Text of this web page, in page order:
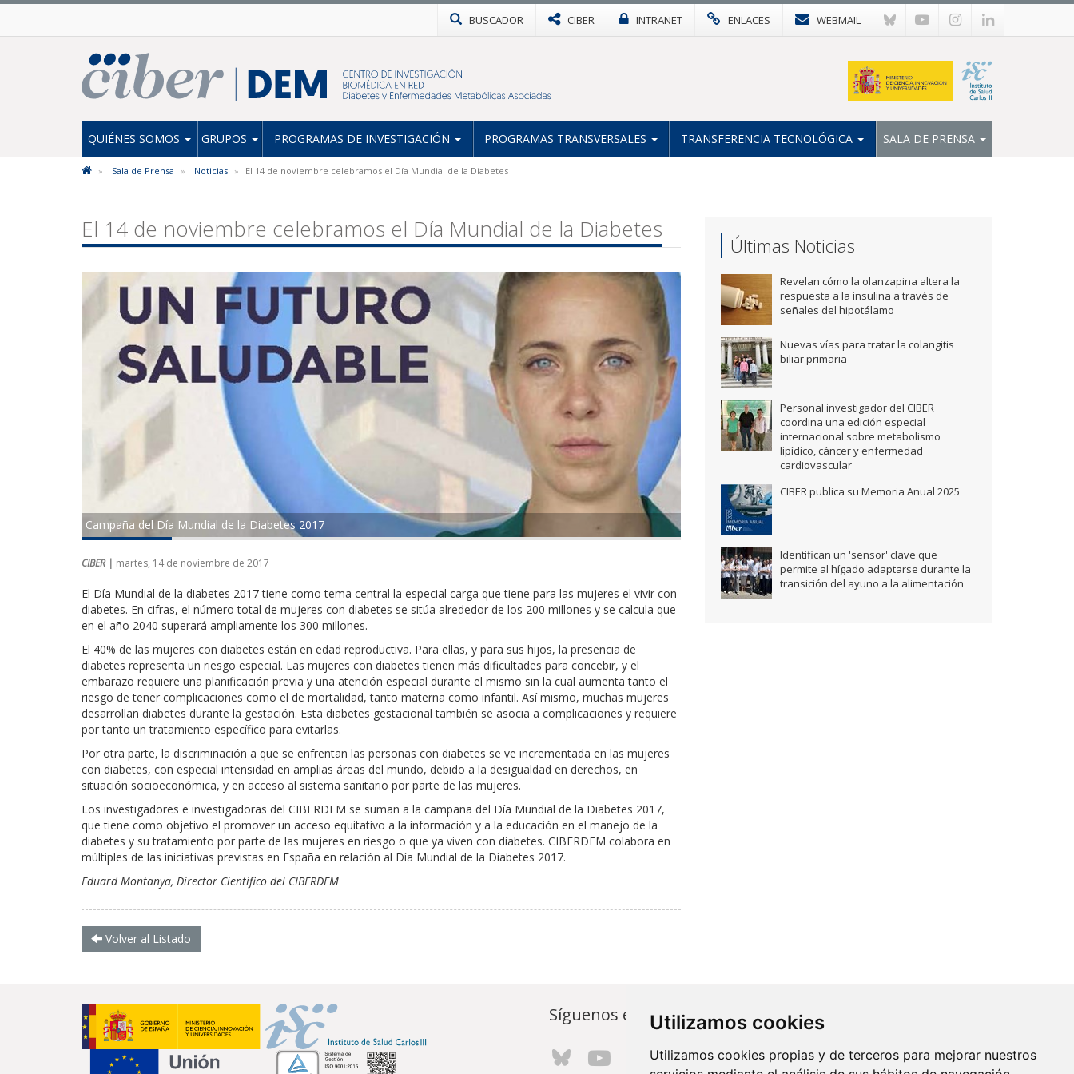
Utilizamos cookies
Utilizamos cookies propias y de terceros para mejorar nuestros
BUSCADOR CIBER INTRANET ENLACES WEBMAIL
QUIÉNES SOMOS GRUPOS PROGRAMAS DE INVESTIGACIÓN PROGRAMAS TRANSVERSALES TRANSFERENCIA TECNOLÓGICA SALA DE PRENSA
Sala de Prensa Noticias El 14 de noviembre celebramos el Día Mundial de la Diabetes
El 14 de noviembre celebramos el Día Mundial de la Diabetes
Campaña del Día Mundial de la Diabetes 2017
CIBER | martes, 14 de noviembre de 2017
El Día Mundial de la diabetes 2017 tiene como tema central la especial carga que tiene para las mujeres el vivir con
diabetes. En cifras, el número total de mujeres con diabetes se sitúa alrededor de los 200 millones y se calcula que
en el año 2040 superará ampliamente los 300 millones.
El 40% de las mujeres con diabetes están en edad reproductiva. Para ellas, y para sus hijos, la presencia de
diabetes representa un riesgo especial. Las mujeres con diabetes tienen más dificultades para concebir, y el
embarazo requiere una planificación previa y una atención especial durante el mismo sin la cual aumenta tanto el
riesgo de tener complicaciones como el de mortalidad, tanto materna como infantil. Así mismo, muchas mujeres
desarrollan diabetes durante la gestación. Esta diabetes gestacional también se asocia a complicaciones y requiere
por tanto un tratamiento específico para evitarlas.
Por otra parte, la discriminación a que se enfrentan las personas con diabetes se ve incrementada en las mujeres
con diabetes, con especial intensidad en amplias áreas del mundo, debido a la desigualdad en derechos, en
situación socioeconómica, y en acceso al sistema sanitario por parte de las mujeres.
Los investigadores e investigadoras del CIBERDEM se suman a la campaña del Día Mundial de la Diabetes 2017,
que tiene como objetivo el promover un acceso equitativo a la información y a la educación en el manejo de la
diabetes y su tratamiento por parte de las mujeres en riesgo o que ya viven con diabetes. CIBERDEM colabora en
múltiples de las iniciativas previstas en España en relación al Día Mundial de la Diabetes 2017.
Eduard Montanya, Director Científico del CIBERDEM
Volver al Listado
Últimas Noticias
Revelan cómo la olanzapina altera la
respuesta a la insulina a través de
señales del hipotálamo
Nuevas vías para tratar la colangitis
biliar primaria
Personal investigador del CIBER
coordina una edición especial
internacional sobre metabolismo
lipídico, cáncer y enfermedad
cardiovascular
CIBER publica su Memoria Anual 2025
Identifican un 'sensor' clave que
permite al hígado adaptarse durante la
transición del ayuno a la alimentación
Síguenos en... Contacto
Av. Monforte de Lemos, 3-5. Pabellón
11. Planta 0 28029 Madrid